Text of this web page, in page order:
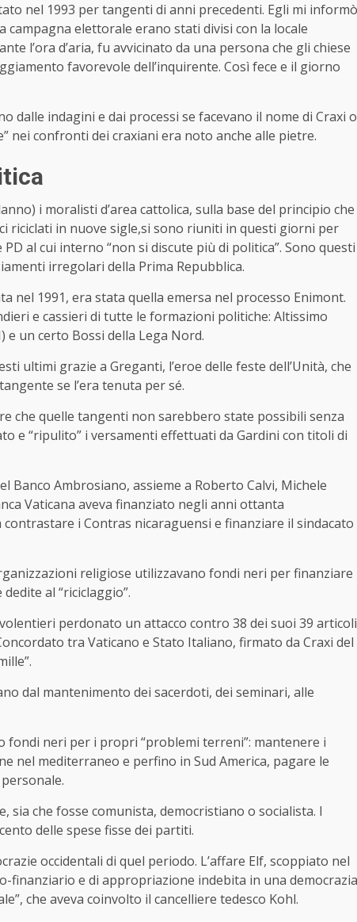
nel 1993 per tangenti di anni precedenti. Egli mi informò
campagna elettorale erano stati divisi con la locale
l’ora d’aria, fu avvicinato da una persona che gli chiese
favorevole dell’inquirente. Così fece e il giorno
indagini e dai processi se facevano il nome di Craxi o
nei confronti dei craxiani era noto anche alle pietre.
i moralisti d’area cattolica, sulla base del principio che
riciclati in nuove sigle,si sono riuniti in questi giorni per
al cui interno “non si discute più di politica”. Sono questi
irregolari della Prima Repubblica.
1991, era stata quella emersa nel processo Enimont.
e cassieri di tutte le formazioni politiche: Altissimo
e un certo Bossi della Lega Nord.
ultimi grazie a Greganti, l’eroe delle feste dell’Unità, che
se l’era tenuta per sé.
che quelle tangenti non sarebbero state possibili senza
e “ripulito” i versamenti effettuati da Gardini con titoli di
Banco Ambrosiano, assieme a Roberto Calvi, Michele
Vaticana aveva finanziato negli anni ottanta
i Contras nicaraguensi e finanziare il sindacato
religiose utilizzavano fondi neri per finanziare
al “riciclaggio”.
perdonato un attacco contro 38 dei suoi 39 articoli
tra Vaticano e Stato Italiano, firmato da Craxi del
dal mantenimento dei sacerdoti, dei seminari, alle
fondi neri per i propri “problemi terreni”: mantenere i
nel mediterraneo e perfino in Sud America, pagare le
sia che fosse comunista, democristiano o socialista. I
delle spese fisse dei partiti.
occidentali di quel periodo. L’affare Elf, scoppiato nel
finanziario e di appropriazione indebita in una democrazia
che aveva coinvolto il cancelliere tedesco Kohl.